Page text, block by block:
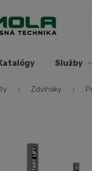
Služby
Zdviháky